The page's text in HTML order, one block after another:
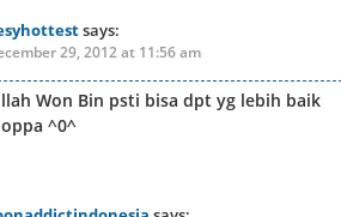
says:
29, 2012 at 11:56 am
Won Bin psti bisa dpt yg lebih baik
^0^